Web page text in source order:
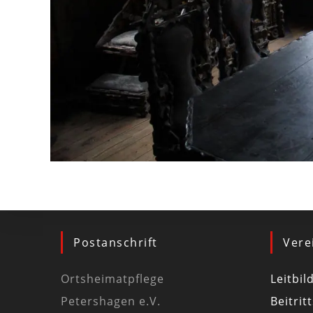
Postanschrift
Ortsheimatpflege
Petershagen e.V.